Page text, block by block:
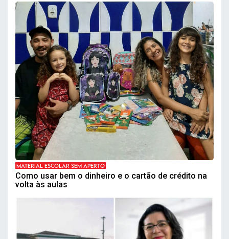
MATERIAL ESCOLAR SEM APERTO
Como usar bem o dinheiro e o cartão de crédito na
volta às aulas